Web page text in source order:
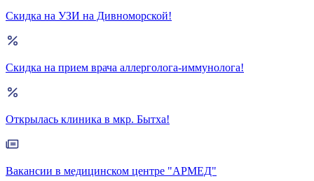
Скидка на УЗИ на Дивноморской!
Скидка на прием врача аллерголога-иммунолога!
Открылась клиника в мкр. Бытха!
Вакансии в медицинском центре "АРМЕД"